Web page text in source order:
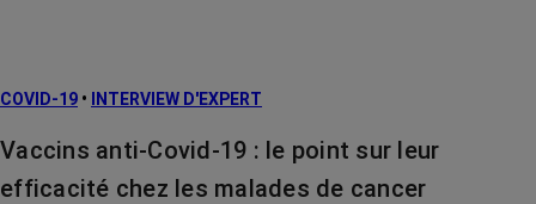
COVID-19 • INTERVIEW D'EXPERT
Vaccins anti-Covid-19 : le point sur leur
efficacité chez les malades de cancer